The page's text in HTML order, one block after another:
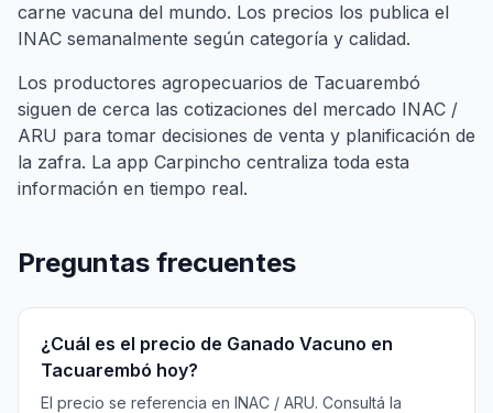
carne vacuna del mundo. Los precios los publica el
INAC semanalmente según categoría y calidad.
Los productores agropecuarios de Tacuarembó
siguen de cerca las cotizaciones del mercado INAC /
ARU para tomar decisiones de venta y planificación de
la zafra. La app Carpincho centraliza toda esta
información en tiempo real.
Preguntas frecuentes
¿Cuál es el precio de Ganado Vacuno en
Tacuarembó hoy?
El precio se referencia en INAC / ARU. Consultá la